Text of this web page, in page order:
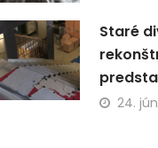
Staré
24.